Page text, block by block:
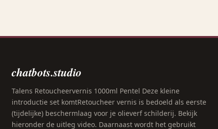
chatbots.studio
Talens Retoucheervernis 1000ml Pentel Deze kleine
introductie set komtRetoucheer vernis is bedoeld als eerste
(tijdelijke) beschermlaag voor je olieverf schilderij. Bekijk
hieronder de uitleg video. Daarnaast wordt het gebruikt